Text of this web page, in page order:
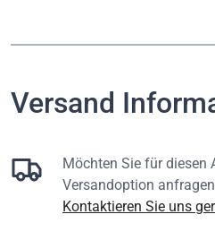
Versand
Möchten Sie für diesen
Versandoption
Kontaktieren Sie uns